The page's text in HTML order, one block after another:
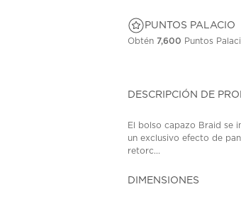
PUNTOS PALACIO
Obtén7,600 Puntos
DESCRIPCIÓN DE
El bolso capazo Braid se
un exclusivo efecto de
retorc...
DIMENSIONES